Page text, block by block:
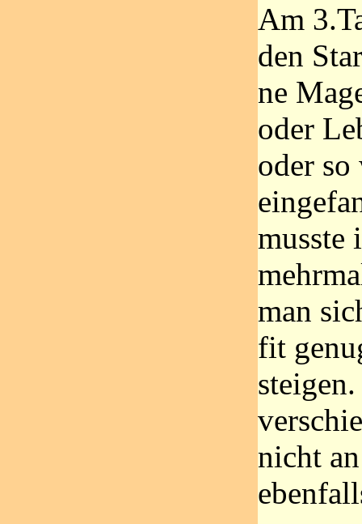
Am
den
ne
oder
oder
musste
man
fit
nicht